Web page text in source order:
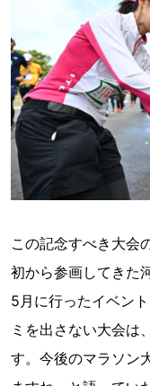
この記念すべき大会
初から参画してきた
5月に行ったイベン
ミを出さない大会は
す。今後のマラソン